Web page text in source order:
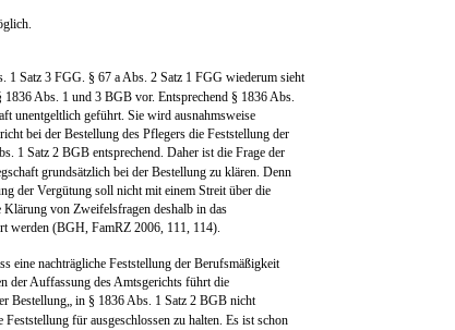
1 Satz 3 FGG. § 67 a Abs. 2 Satz 1 FGG wiederum sieht
1836 Abs. 1 und 3 BGB vor. Entsprechend § 1836 Abs.
unentgeltlich geführt. Sie wird ausnahmsweise
bei der Bestellung des Pflegers die Feststellung der
1 Satz 2 BGB entsprechend. Daher ist die Frage der
grundsätzlich bei der Bestellung zu klären. Denn
der Vergütung soll nicht mit einem Streit über die
von Zweifelsfragen deshalb in das
werden (BGH, FamRZ 2006, 111, 114).
eine nachträgliche Feststellung der Berufsmäßigkeit
der Auffassung des Amtsgerichts führt die
Bestellung„ in § 1836 Abs. 1 Satz 2 BGB nicht
für ausgeschlossen zu halten. Es ist schon